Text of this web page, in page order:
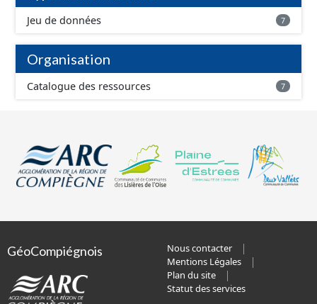
Jeu de données 7
Organisation
Catalogue des ressources 7
GéoCompiégnois
Nous contacter
Mentions Légales
Plan du site
Statut des services